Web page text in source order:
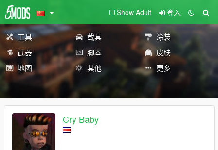
Show Adult 登入
工具 载具
涂装
武器
脚本
皮肤
地图
其他 更多
Cry Baby